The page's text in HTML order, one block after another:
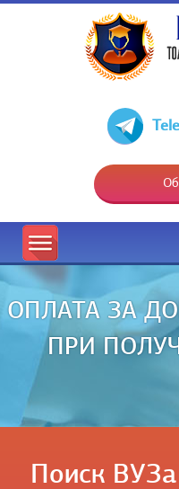
ОПЛАТА ЗА
ПРИ
Поиск